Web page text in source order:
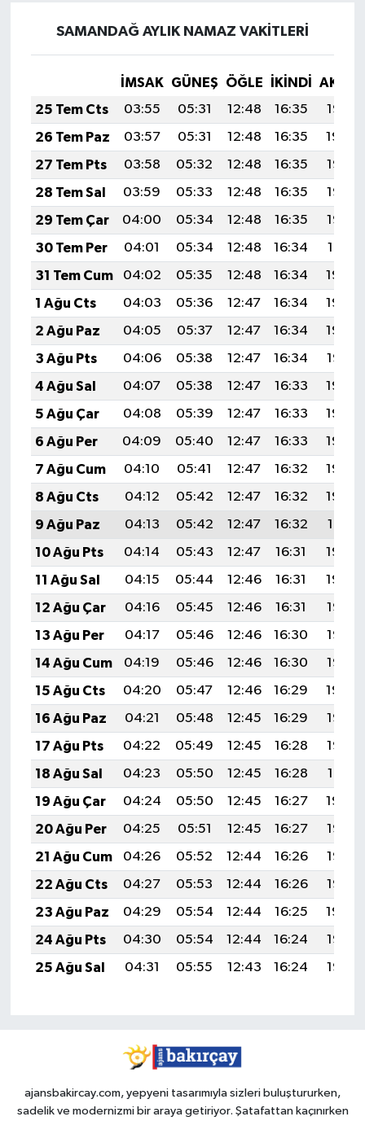
SAMANDAĞ AYLIK NAMAZ VAKITLERI
İMSAK GÜNEŞ ÖĞLE İKINDI
25 Tem Cts
03:55 05:31 12:48 16:35
19:55
26 Tem Paz
03:57 05:31 12:48 16:35
19:54
27 Tem Pts
03:58 05:32 12:48 16:35
19:53
28 Tem Sal
03:59 05:33 12:48 16:35
19:52
29 Tem Çar
04:00 05:34 12:48 16:35
19:52
30 Tem Per
04:01 05:34 12:48 16:34
19:51
31 Tem Cum
04:02 05:35 12:48 16:34
19:50
1 Ağu Cts
04:03 05:36 12:47 16:34
19:49
2 Ağu Paz
04:05 05:37 12:47 16:34
19:48
3 Ağu Pts
04:06 05:38 12:47 16:34
19:47
4 Ağu Sal
04:07 05:38 12:47 16:33
19:46
5 Ağu Çar
04:08 05:39 12:47 16:33
19:45
6 Ağu Per
04:09 05:40 12:47 16:33
19:44
7 Ağu Cum
04:10 05:41 12:47 16:32
19:43
8 Ağu Cts
04:12 05:42 12:47 16:32
19:42
9 Ağu Paz
04:13 05:42 12:47 16:32
19:41
10 Ağu Pts
04:14 05:43 12:47 16:31
19:40
11 Ağu Sal
04:15 05:44 12:46 16:31
19:39
12 Ağu Çar
04:16 05:45 12:46 16:31
19:38
13 Ağu Per
04:17 05:46 12:46 16:30
19:37
14 Ağu Cum
04:19 05:46 12:46 16:30
19:35
15 Ağu Cts
04:20 05:47 12:46 16:29
19:34
16 Ağu Paz
04:21 05:48 12:45 16:29
19:33
17 Ağu Pts
04:22 05:49 12:45 16:28
19:32
18 Ağu Sal
04:23 05:50 12:45 16:28
19:31
19 Ağu Çar
04:24 05:50 12:45 16:27
19:29
20 Ağu Per
04:25 05:51 12:45 16:27
19:28
21 Ağu Cum
04:26 05:52 12:44 16:26
19:27
22 Ağu Cts
04:27 05:53 12:44 16:26
19:26
23 Ağu Paz
04:29 05:54 12:44 16:25
19:24
24 Ağu Pts
04:30 05:54 12:44 16:24
19:23
25 Ağu Sal
04:31 05:55 12:43 16:24 19:22
ajansbakircay.com, yepyeni tasarımıyla sizleri buluştururken,
sadelik ve modernizmi bir araya getiriyor. Şatafattan kaçınırken